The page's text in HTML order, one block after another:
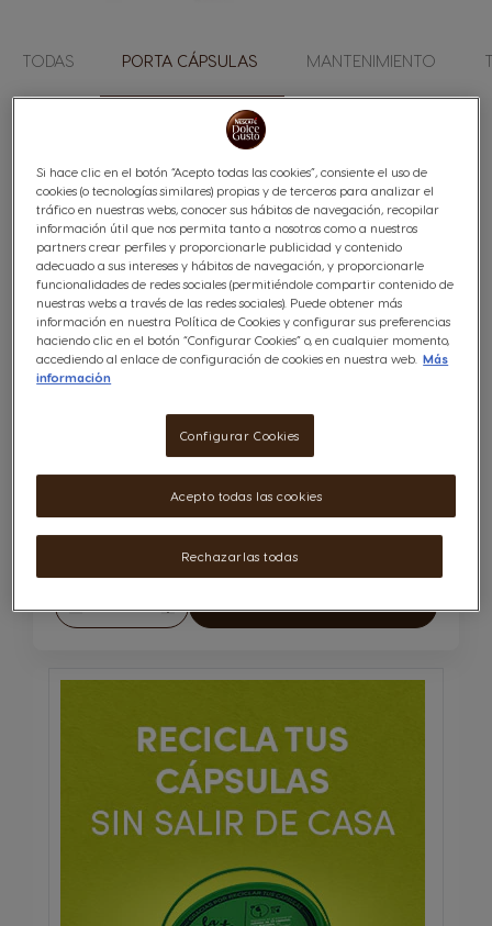
TODAS PORTA CÁPSULAS MANTENIMIENTO
Abrir
artículo
20,00 €
Disminuir Aumentar
AÑADIR AL CARRITO
Si hace clic en el botón “Acepto todas las cookies”, consiente el uso de
cookies (o tecnologías similares) propias y de terceros para analizar el
tráfico en nuestras webs, conocer sus hábitos de navegación, recopilar
información útil que nos permita tanto a nosotros como a nuestros
partners crear perfiles y proporcionarle publicidad y contenido
adecuado a sus intereses y hábitos de navegación, y proporcionarle
funcionalidades de redes sociales (permitiéndole compartir contenido de
nuestras webs a través de las redes sociales). Puede obtener más
información en nuestra Política de Cookies y configurar sus preferencias
haciendo clic en el botón “Configurar Cookies” o, en cualquier momento,
accediendo al enlace de configuración de cookies en nuestra web. Más
información
Configurar Cookies
Rechazarlas todas
Acepto todas las cookies